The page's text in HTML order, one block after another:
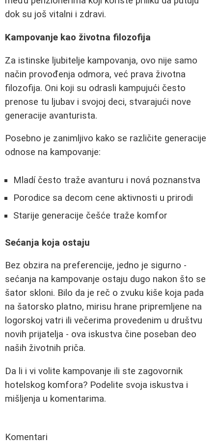
dok su još vitalni i zdravi.
Kampovanje kao životna filozofija
Za istinske ljubitelje kampovanja, ovo nije samo
način provođenja odmora, već prava životna
filozofija. Oni koji su odrasli kampujući često
prenose tu ljubav i svojoj deci, stvarajući nove
generacije avanturista.
Posebno je zanimljivo kako se različite generacije
odnose na kampovanje:
Mladí često traže avanturu i nová poznanstva
Porodice sa decom cene aktivnosti u prirodi
Starije generacije češće traže komfor
Sećanja koja ostaju
Bez obzira na preferencije, jedno je sigurno -
sećanja na kampovanje ostaju dugo nakon što se
šator skloni. Bilo da je reč o zvuku kiše koja pada
na šatorsko platno, mirisu hrane pripremljene na
logorskoj vatri ili večerima provedenim u društvu
novih prijatelja - ova iskustva čine poseban deo
naših životnih priča.
Da li i vi volite kampovanje ili ste zagovornik
hotelskog komfora? Podelite svoja iskustva i
mišljenja u komentarima.
Komentari